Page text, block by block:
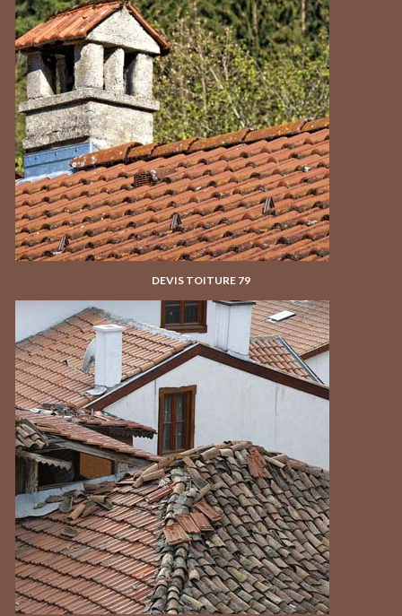
DEVIS TOITURE 79